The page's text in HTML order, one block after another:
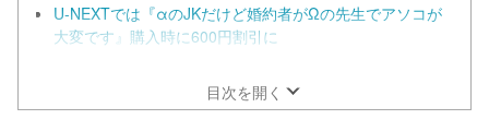
U-NEXTでは『αのJKだけど婚約者がΩの先生でアソコが
大変です』購入時に600円割引に
目次を開く